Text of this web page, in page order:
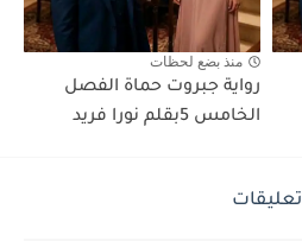
منذ بضع لحظات
رواية جبروت حماة الفصل
الخامس 5بقلم نورا فريد
تعليقات